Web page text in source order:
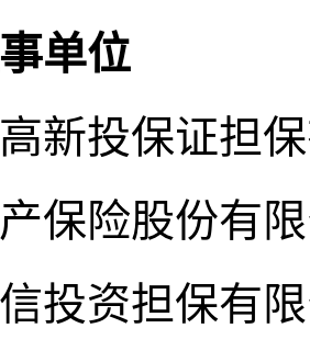
单位
新投保证担
保险股份有
投资担保有